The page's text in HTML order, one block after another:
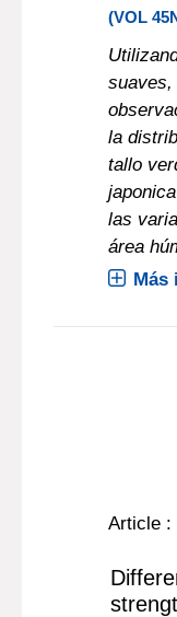
(VOL
suaves,
la
tallo
las
área
Más
Article :